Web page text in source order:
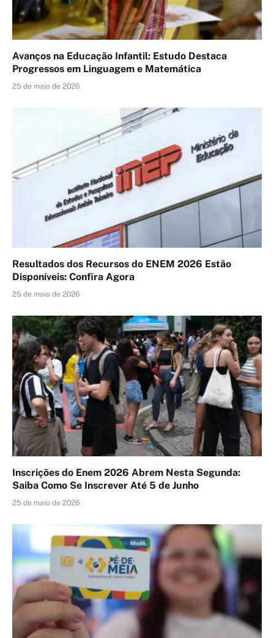
Avanços na Educação Infantil: Estudo Destaca
Progressos em Linguagem e Matemática
25 de maio de 2026
Resultados dos Recursos do ENEM 2026 Estão
Disponíveis: Confira Agora
25 de maio de 2026
Inscrições do Enem 2026 Abrem Nesta Segunda:
Saiba Como Se Inscrever Até 5 de Junho
25 de maio de 2026